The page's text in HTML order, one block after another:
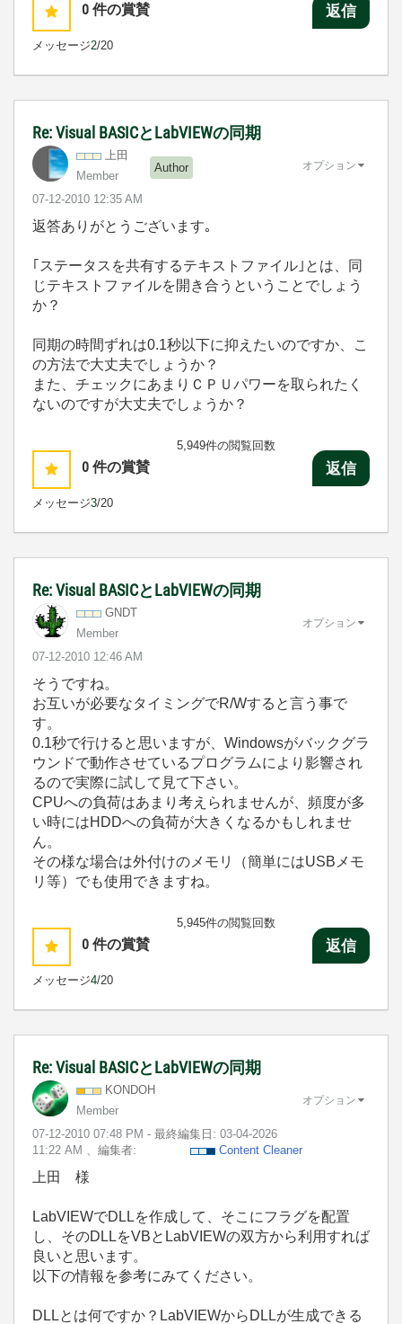
0 件の賞賛
メッセージ2/20
返信
Re: Visual BASICとLabVIEWの同期
上田
Member
Author
‎07-12-2010 12:35 AM
オプション
返答ありがとうございます｡
｢ステータスを共有するテキストファイル｣とは、同
じテキストファイルを開き合うということでしょう
か？
同期の時間ずれは0.1秒以下に抑えたいのですか、こ
の方法で大丈夫でしょうか？
また、チェックにあまりＣＰＵパワーを取られたく
ないのですが大丈夫でしょうか？
0 件の賞賛
メッセージ3/20
5,949件の閲覧回数
返信
Re: Visual BASICとLabVIEWの同期
GNDT
Member
‎07-12-2010 12:46 AM
オプション
そうですね。
お互いが必要なタイミングでR/Wすると言う事で
す。
0.1秒で行けると思いますが、Windowsがバックグラ
ウンドで動作させているプログラムにより影響され
るので実際に試して見て下さい。
CPUへの負荷はあまり考えられませんが、頻度が多
い時にはHDDへの負荷が大きくなるかもしれませ
ん。
その様な場合は外付けのメモリ（簡単にはUSBメモ
リ等）でも使用できますね。
0 件の賞賛
メッセージ4/20
5,945件の閲覧回数
返信
Re: Visual BASICとLabVIEWの同期
KONDOH
Member
‎07-12-2010 07:48 PM - 最終編集日: ‎03-04-2026
11:22 AM 、編集者: Content Cleaner
オプション
上田 様
LabVIEWでDLLを作成して、そこにフラグを配置
し、そのDLLをVBとLabVIEWの双方から利用すれば
良いと思います。
以下の情報を参考にみてください。
DLLとは何ですか？LabVIEWからDLLが生成できる